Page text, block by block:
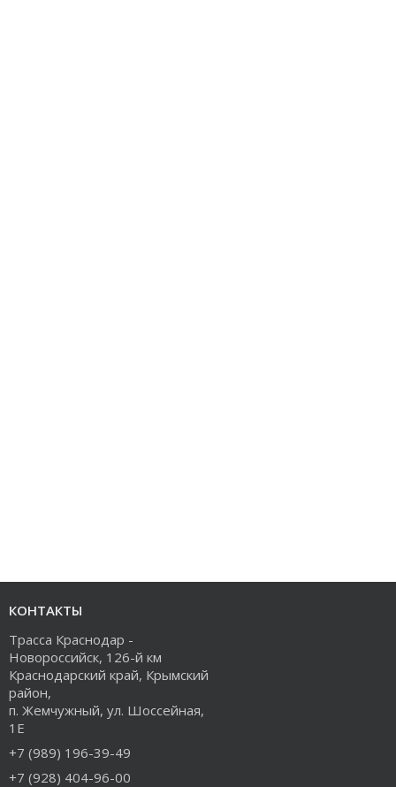
КОНТАКТЫ
Трасса Краснодар -
Новороссийск, 126-й км
Краснодарский край, Крымский
район,
п. Жемчужный, ул. Шоссейная,
1Е
+7 (989) 196-39-49
+7 (928) 404-96-00